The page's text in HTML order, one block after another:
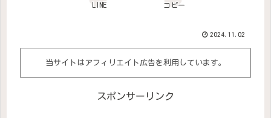
LINE コピー
2024.11.02
当サイトはアフィリエイト広告を利用しています。
スポンサーリンク